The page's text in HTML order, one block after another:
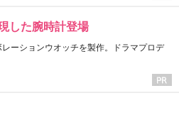
した腕時計登場
ーションウオッチを製作。ドラマプロデ